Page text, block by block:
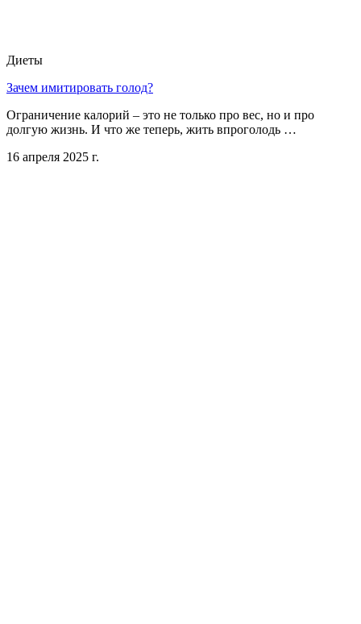
Диеты
Зачем имитировать голод?
Ограничение калорий – это не только про вес, но и про
долгую жизнь. И что же теперь, жить впроголодь …
16 апреля 2025 г.